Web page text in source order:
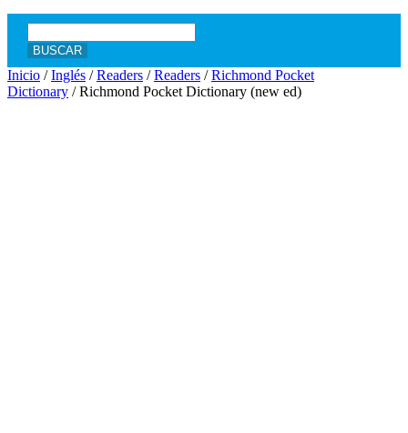
Inicio /Inglés /Readers /Readers /Richmond Pocket
Dictionary / Richmond Pocket Dictionary (new ed)